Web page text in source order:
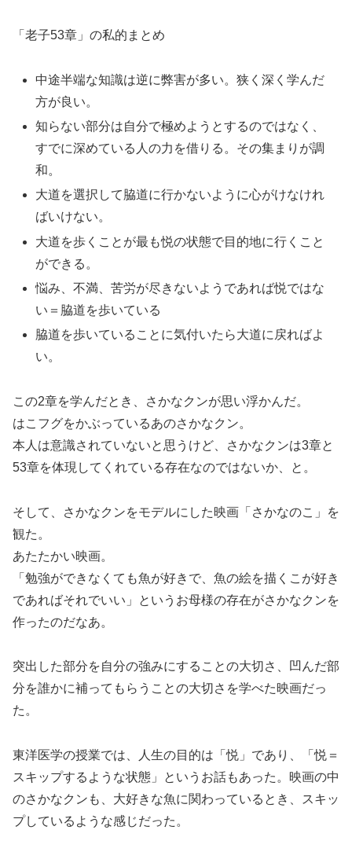
「老子53章」の私的まとめ
中途半端な知識は逆に弊害が多い。狭く深く学んだ
方が良い。
知らない部分は自分で極めようとするのではなく、
すでに深めている人の力を借りる。その集まりが調
和。
大道を選択して脇道に行かないように心がけなけれ
ばいけない。
大道を歩くことが最も悦の状態で目的地に行くこと
ができる。
悩み、不満、苦労が尽きないようであれば悦ではな
い＝脇道を歩いている
脇道を歩いていることに気付いたら大道に戻ればよ
い。
この2章を学んだとき、さかなクンが思い浮かんだ。
はこフグをかぶっているあのさかなクン。
本人は意識されていないと思うけど、さかなクンは3章と
53章を体現してくれている存在なのではないか、と。
そして、さかなクンをモデルにした映画「さかなのこ」を
観た。
あたたかい映画。
「勉強ができなくても魚が好きで、魚の絵を描くこが好き
であればそれでいい」というお母様の存在がさかなクンを
作ったのだなあ。
突出した部分を自分の強みにすることの大切さ、凹んだ部
分を誰かに補ってもらうことの大切さを学べた映画だっ
た。
東洋医学の授業では、人生の目的は「悦」であり、「悦＝
スキップするような状態」というお話もあった。映画の中
のさかなクンも、大好きな魚に関わっているとき、スキッ
プしているような感じだった。